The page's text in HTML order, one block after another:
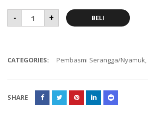
- + BELI
CATEGORIES: Pembasmi Serangga/Nyamuk,
SHARE